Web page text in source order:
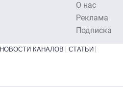
О нас
Реклама
Подписка
НОВОСТИ КАНАЛОВ
СТАТЬИ